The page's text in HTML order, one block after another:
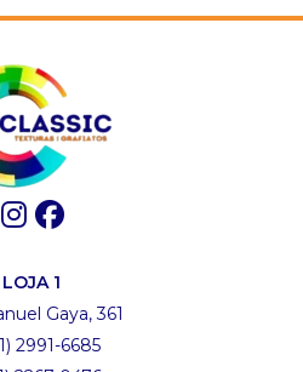
LOJA 1
Gaya, 361
2991-6685